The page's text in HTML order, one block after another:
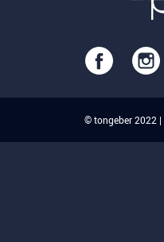
© tongeber 2022 |